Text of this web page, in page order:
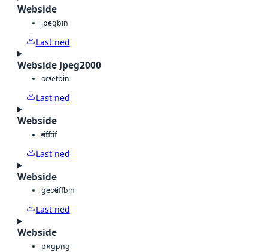
Webside
jpegbin
Last ned
Webside Jpeg2000
octetbin
Last ned
Webside
tifftif
Last ned
Webside
geotiffbin
Last ned
Webside
pngpng